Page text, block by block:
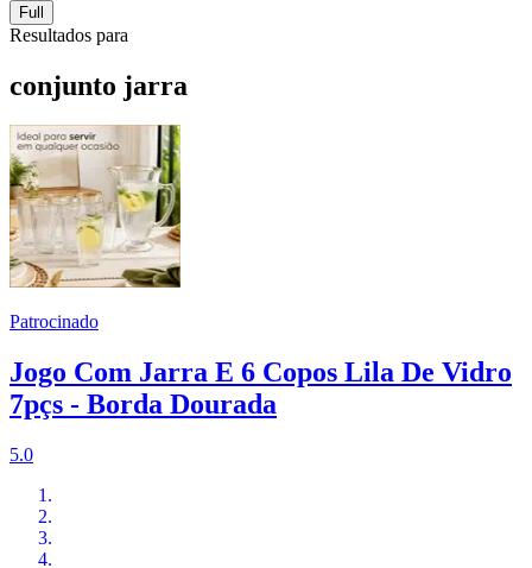
Full
Resultados para
conjunto jarra
Patrocinado
Jogo Com Jarra E 6 Copos Lila De Vidro
7pçs - Borda Dourada
5.0